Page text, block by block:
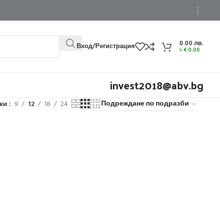
Вход/Регистрация 0.00лв.
≈€0.00
invest2018@abv.bg
9 12 18 24